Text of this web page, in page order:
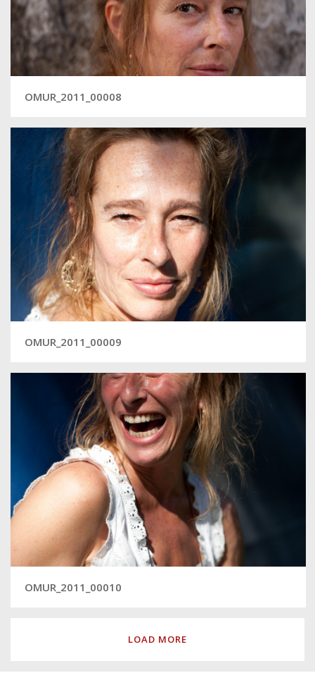
OMUR_2011_00008
OMUR_2011_00009
OMUR_2011_00010
LOAD MORE